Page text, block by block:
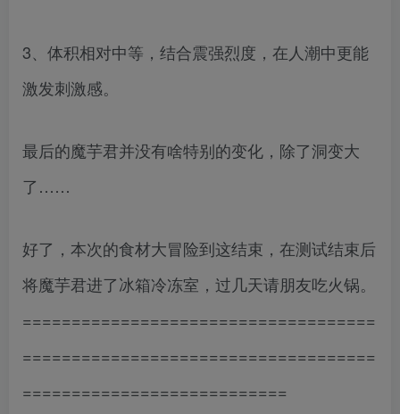
3、体积相对中等，结合震强烈度，在人潮中更能
激发刺激感。
最后的魔芋君并没有啥特别的变化，除了洞变大
了……
好了，本次的食材大冒险到这结束，在测试结束后
将魔芋君进了冰箱冷冻室，过几天请朋友吃火锅。
====================================
====================================
===========================